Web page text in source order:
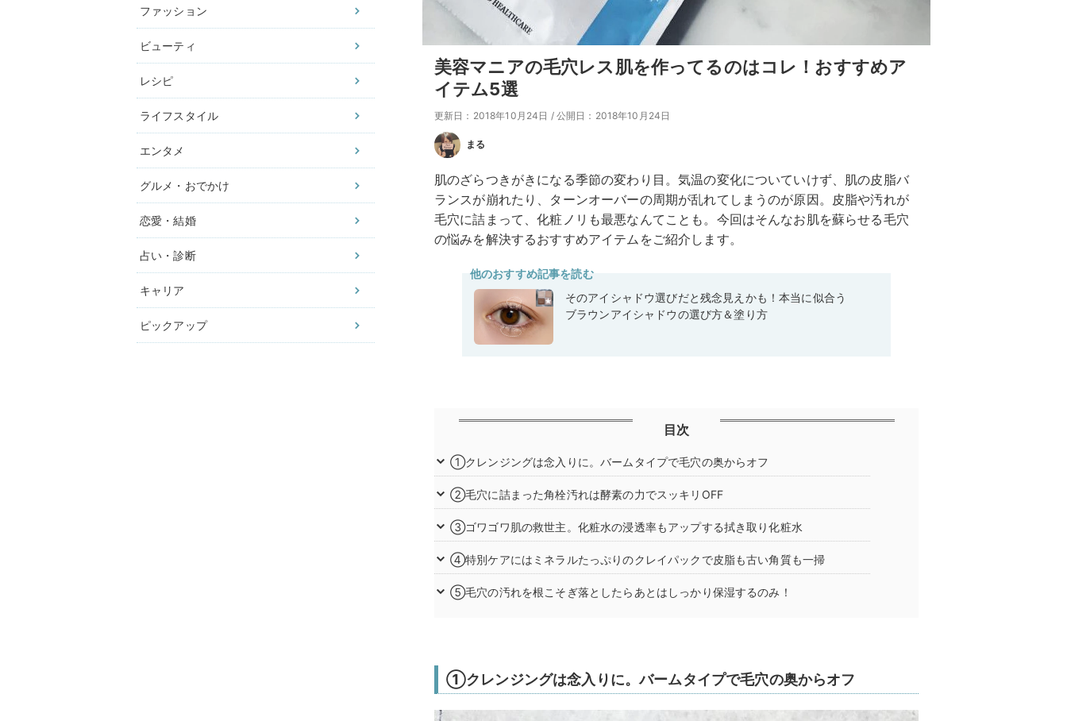
ファッション
ビューティ
レシピ
ライフスタイル
エンタメ
グルメ・おでかけ
恋愛・結婚
占い・診断
キャリア
ピックアップ
美容マニアの毛穴レス肌を作ってるのはコレ！おすすめア
イテム5選
更新日：2018年10月24日 / 公開日：2018年10月24日
まる
肌のざらつきがきになる季節の変わり目。気温の変化についていけず、肌の皮脂バ
ランスが崩れたり、ターンオーバーの周期が乱れてしまうのが原因。皮脂や汚れが
毛穴に詰まって、化粧ノリも最悪なんてことも。今回はそんなお肌を蘇らせる毛穴
の悩みを解決するおすすめアイテムをご紹介します。
他のおすすめ記事を読む
そのアイシャドウ選びだと残念見えかも！本当に似合う
ブラウンアイシャドウの選び方＆塗り方
目次
①クレンジングは念入りに。バームタイプで毛穴の奥からオフ
②毛穴に詰まった角栓汚れは酵素の力でスッキリOFF
③ゴワゴワ肌の救世主。化粧水の浸透率もアップする拭き取り化粧水
④特別ケアにはミネラルたっぷりのクレイパックで皮脂も古い角質も一掃
⑤毛穴の汚れを根こそぎ落としたらあとはしっかり保湿するのみ！
①クレンジングは念入りに。バームタイプで毛穴の奥からオフ